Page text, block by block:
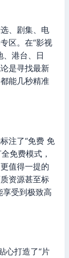
、剧集、电
区。在“影视
、港台、日
是寻找最新
能几秒精准
注了“免费 免
免费模式，
值得一提的
资源甚至标
享受到极致高
心打造了“片